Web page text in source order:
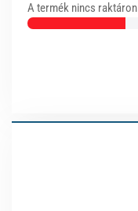
A termék nincs raktáron